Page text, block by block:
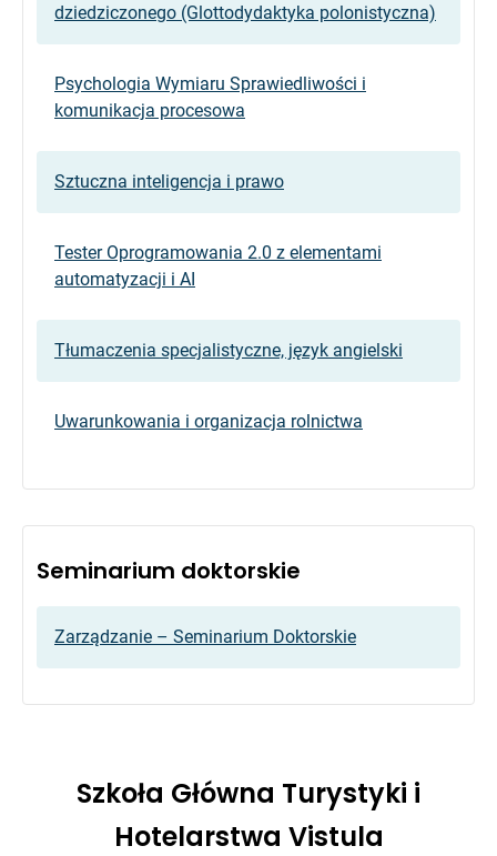
dziedziczonego (Glottodydaktyka polonistyczna)
Psychologia Wymiaru Sprawiedliwości i
komunikacja procesowa
Sztuczna inteligencja i prawo
Tester Oprogramowania 2.0 z elementami
automatyzacji i AI
Tłumaczenia specjalistyczne, język angielski
Uwarunkowania i organizacja rolnictwa
Seminarium doktorskie
Zarządzanie – Seminarium Doktorskie
Szkoła Główna Turystyki i
Hotelarstwa Vistula